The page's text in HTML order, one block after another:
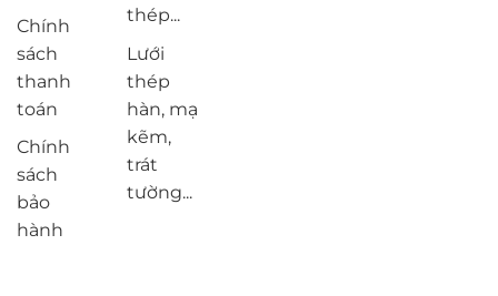
Chính
sách
thanh
toán
Chính
sách
bảo
hành
thép...
Lưới
thép
hàn, mạ
kẽm,
trát
tường...